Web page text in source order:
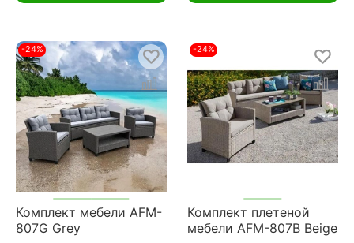
-24%
Комплект мебели AFM-
807G Grey
-24%
Комплект плетеной
мебели AFM-807B Beige